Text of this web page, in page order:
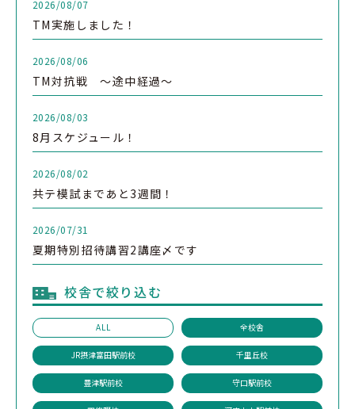
2026/08/07
TM実施しました！
2026/08/06
TM対抗戦 ～途中経過～
2026/08/03
8月スケジュール！
2026/08/02
共テ模試まであと3週間！
2026/07/31
夏期特別招待講習2講座〆です
校舎で絞り込む
ALL 全校舎
JR摂津富田駅前校 千里丘校
豊津駅前校 守口駅前校